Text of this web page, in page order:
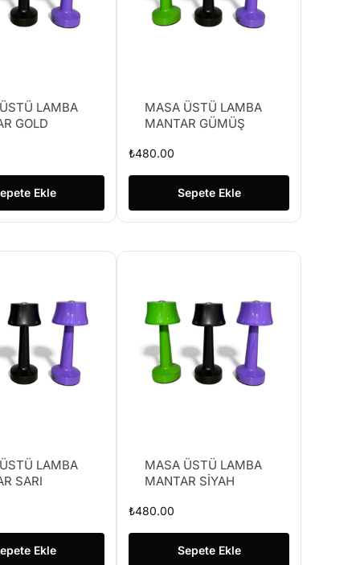
LAMBA
GOLD
Ekle
MASA ÜSTÜ LAMBA
MANTAR GÜMÜŞ
₺480.00
Sepete Ekle
LAMBA
SARI
Ekle
MASA ÜSTÜ LAMBA
MANTAR SİYAH
₺480.00
Sepete Ekle